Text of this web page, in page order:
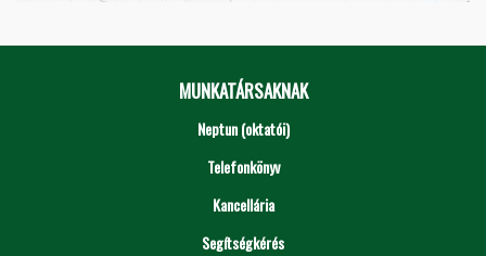
MUNKATÁRSAKNAK
Neptun (oktatói)
Telefonkönyv
Kancellária
Segítségkérés